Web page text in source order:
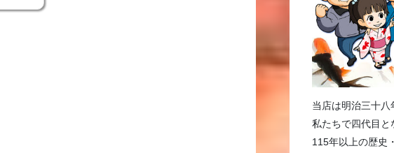
当店は明治三十八
私たちで四代目と
115年以上の歴史